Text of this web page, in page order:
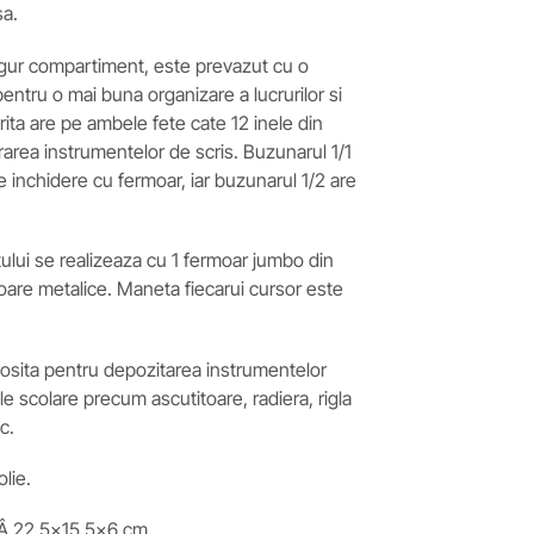
compartiment, este prevazut cu o
o mai buna organizare a lucrurilor si
are pe ambele fete cate 12 inele din
instrumentelor de scris. Buzunarul 1/1
inchidere cu fermoar, iar buzunarul 1/2 are
se realizeaza cu 1 fermoar jumbo din
metalice. Maneta fiecarui cursor este
pentru depozitarea instrumentelor
scolare precum ascutitoare, radiera, rigla